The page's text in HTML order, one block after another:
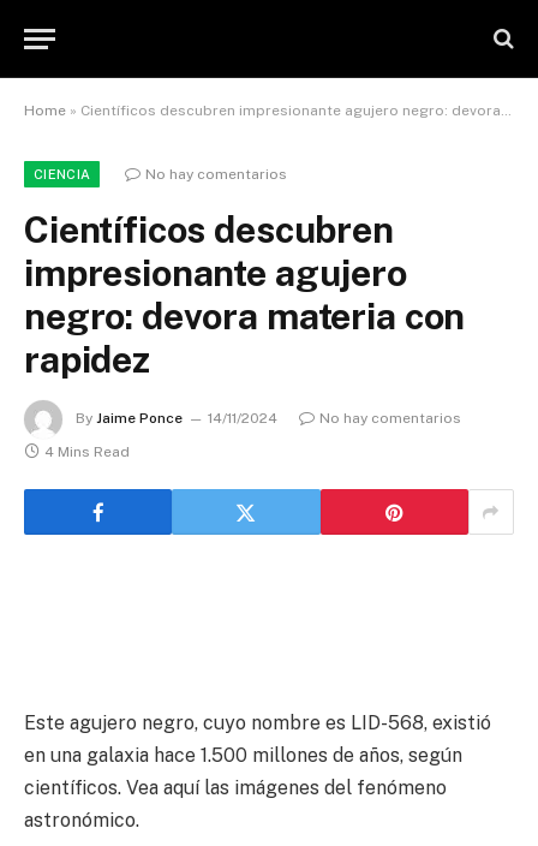
Home » Científicos descubren impresionante agujero negro: devora materia con rapidez
CIENCIA No hay comentarios
Científicos descubren
impresionante agujero
negro: devora materia con
rapidez
By Jaime Ponce 14/11/2024
No hay comentarios
4 Mins Read
Este agujero negro, cuyo nombre es LID-568, existió
en una galaxia hace 1.500 millones de años, según
científicos. Vea aquí las imágenes del fenómeno
astronómico.